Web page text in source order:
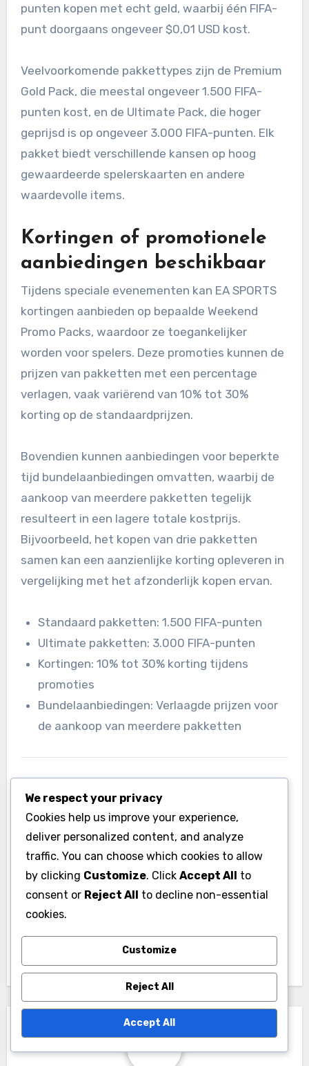
punten kopen met echt geld, waarbij één FIFA-
punt doorgaans ongeveer $0,01 USD kost.
Veelvoorkomende pakkettypes zijn de Premium
Gold Pack, die meestal ongeveer 1.500 FIFA-
punten kost, en de Ultimate Pack, die hoger
geprijsd is op ongeveer 3.000 FIFA-punten. Elk
pakket biedt verschillende kansen op hoog
gewaardeerde spelerskaarten en andere
waardevolle items.
Kortingen of promotionele
aanbiedingen beschikbaar
Tijdens speciale evenementen kan EA SPORTS
kortingen aanbieden op bepaalde Weekend
Promo Packs, waardoor ze toegankelijker
worden voor spelers. Deze promoties kunnen de
prijzen van pakketten met een percentage
verlagen, vaak variërend van 10% tot 30%
korting op de standaardprijzen.
Bovendien kunnen aanbiedingen voor beperkte
tijd bundelaanbiedingen omvatten, waarbij de
aankoop van meerdere pakketten tegelijk
resulteert in een lagere totale kostprijs.
Bijvoorbeeld, het kopen van drie pakketten
samen kan een aanzienlijke korting opleveren in
vergelijking met het afzonderlijk kopen ervan.
Standaard pakketten: 1.500 FIFA-punten
Ultimate pakketten: 3.000 FIFA-punten
Kortingen: 10% tot 30% korting tijdens
promoties
Bundelaanbiedingen: Verlaagde prijzen voor
de aankoop van meerdere pakketten
Post
navigation
EA SPORTS FC 24
Exclusieve Promo
Packs: Speciale
Beschikbaarheid
EA SPORTS FC 24
Flash Sale Pakketten:
Timing, Inhoud, Claims
We respect your privacy
Cookies help us improve your experience,
deliver personalized content, and analyze
traffic. You can choose which cookies to allow
by clicking Customize. Click Accept All to
consent or Reject All to decline non-essential
cookies.
Customize
Reject All
Accept All